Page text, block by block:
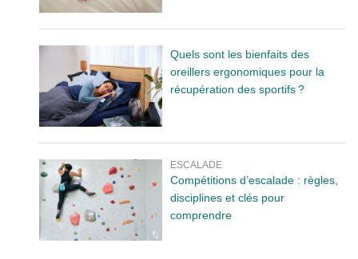
Quels sont les bienfaits des
oreillers ergonomiques pour la
récupération des sportifs ?
ESCALADE
Compétitions d’escalade : règles,
disciplines et clés pour
comprendre